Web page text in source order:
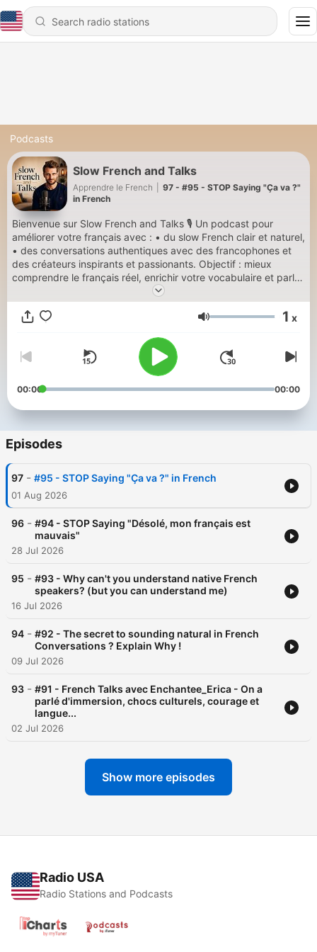
Podcasts
Slow French and Talks
Apprendre le French
97 - #95 - STOP Saying "Ça va ?"
in French
Bienvenue sur Slow French and Talks 🎙️ Un podcast pour
améliorer votre français avec : • du slow French clair et naturel,
• des conversations authentiques avec des francophones et
des créateurs inspirants et passionants. Objectif : mieux
comprendre le français réel, enrichir votre vocabulaire et parler
https://www.youtube.com/@Apprendrelefrench ⭐ Abonnez-
vous et laissez 5 étoiles si le podcast vous aide ! 📩
Volume 1 x
00:00 00:00
Episodes
97 - #95 - STOP Saying "Ça va ?" in French
01 Aug 2026
96 - #94 - STOP Saying "Désolé, mon français est
mauvais"
28 Jul 2026
95 - #93 - Why can't you understand native French
speakers? (but you can understand me)
16 Jul 2026
94 - #92 - The secret to sounding natural in French
Conversations ? Explain Why !
09 Jul 2026
93 - #91 - French Talks avec Enchantee_Erica - On a
parlé d'immersion, chocs culturels, courage et
langue...
02 Jul 2026
Show more episodes
Radio USA
Radio Stations and Podcasts